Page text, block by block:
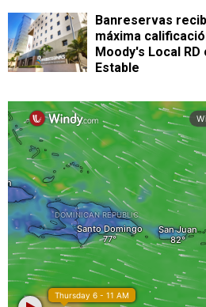
Banreservas
máxima
Moody's Local
Estable